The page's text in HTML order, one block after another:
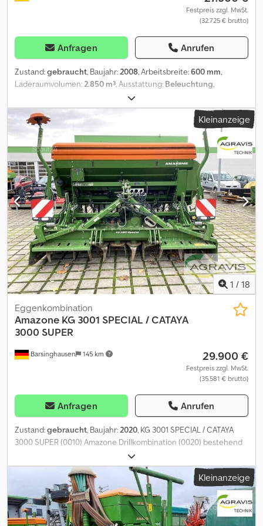
Festpreis zzgl. MwSt.
(32.725 € brutto)
Anfragen Anrufen
Zustand:gebraucht, Baujahr:2008, Arbeitsbreite:600 mm,
Laderaumvolumen:2.850 m³, Ausstattung: Beleuchtung,
, Beladestufe, Hydraulische Klappung,
Pneumatisch, Spuranreißer, Vorlaufmarkierer_____GREAT PLAINS
NTA 2000 Sämaschine,Baujahr: 2008,Arbeitsbreite: 6
m,Pneumatisch,Klappbar,Streulinien ,Markierer,Tankinhalt: 2850
Liter,Computer,Importiert.,Lagerort:Kunde Dodpfx Aozg R S
Ispbock
Kleinanzeige
1 / 18
Barsinghausen 145 km
Eggenkombination
Amazone KG 3001 SPECIAL / CATAYA
3000 SUPER
29.900 €
Festpreis zzgl. MwSt.
(35.581 € brutto)
Anfragen Anrufen
Zustand:gebraucht, Baujahr:2020, KG 3001 SPECIAL / CATAYA
3000 SUPER (0010) Amazone Drillkombination (0020) bestehend
aus (0030) Kreiselgrubber KG 3001 Special (0040) Masch. Nr.
KG00067503 (0050) Zinkensatz KX/KG 3000 "Griff Special" (0060)
Hydraulische Tiefeneinstellung (0070) Gelenkwelle Walterscheid
P500, (0080) 1 ", 6teilig (0090) Tragarme für KE/KX/KG (0100)
Keilringwalze KWM 3000/125-600 (0110) Masch. Nr. KW00050358
(0120) Planierbalken und Kuppelkonsole für KG (0130)
Kleinanzeige